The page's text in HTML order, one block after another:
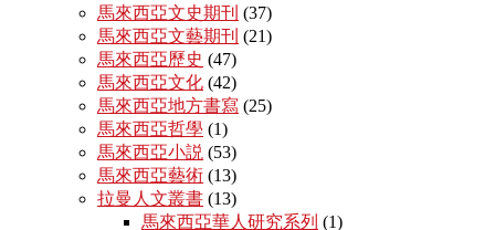
馬來西亞文史期刊 (37)
馬來西亞文藝期刊 (21)
馬來西亞歷史 (47)
馬來西亞文化 (42)
馬來西亞地方書寫 (25)
馬來西亞哲學 (1)
馬來西亞小説 (53)
馬來西亞藝術 (13)
拉曼人文叢書 (13)
馬來西亞華人研究系列 (1)